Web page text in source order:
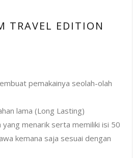
TRAVEL EDITION
pemakainya seolah-olah
lama (Long Lasting)
menarik serta memiliki isi 50
kemana saja sesuai dengan